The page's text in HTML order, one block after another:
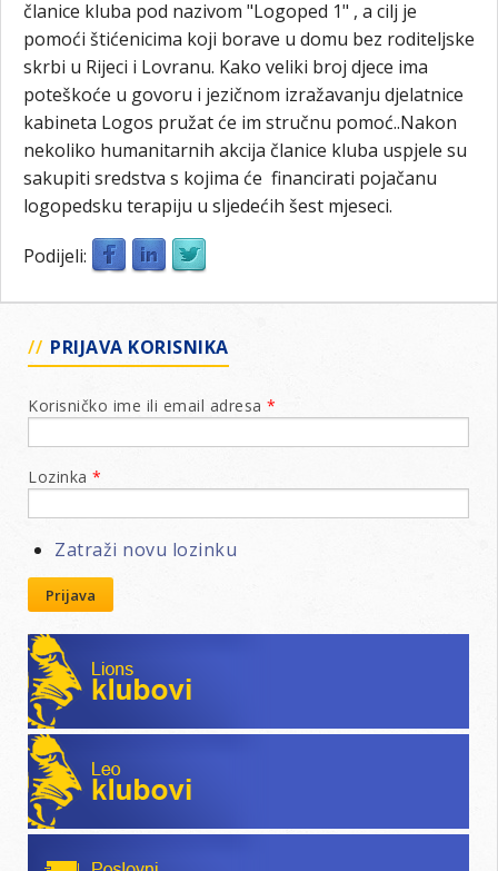
članice kluba pod nazivom "Logoped 1" , a cilj je
pomoći štićenicima koji borave u domu bez roditeljske
skrbi u Rijeci i Lovranu. Kako veliki broj djece ima
poteškoće u govoru i jezičnom izražavanju djelatnice
kabineta Logos pružat će im stručnu pomoć..Nakon
nekoliko humanitarnih akcija članice kluba uspjele su
sakupiti sredstva s kojima će financirati pojačanu
logopedsku terapiju u sljedećih šest mjeseci.
Podijeli:
PRIJAVA KORISNIKA
Korisničko ime ili email adresa *
Lozinka *
Zatraži novu lozinku
Prijava
Lions klubovi
Leo klubovi